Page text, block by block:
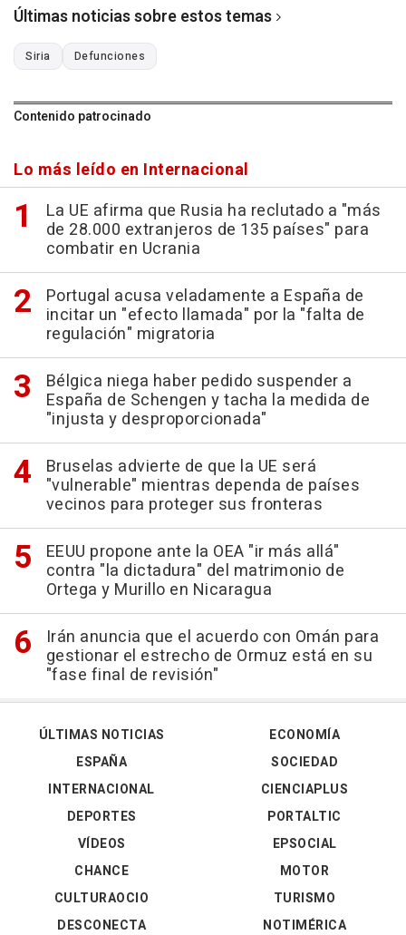
Últimas noticias sobre estos temas
Siria Defunciones
Contenido patrocinado
Lo más leído en Internacional
La UE afirma que Rusia ha reclutado a "más
de 28.000 extranjeros de 135 países" para
combatir en Ucrania
Portugal acusa veladamente a España de
incitar un "efecto llamada" por la "falta de
regulación" migratoria
Bélgica niega haber pedido suspender a
España de Schengen y tacha la medida de
"injusta y desproporcionada"
Bruselas advierte de que la UE será
"vulnerable" mientras dependa de países
vecinos para proteger sus fronteras
EEUU propone ante la OEA "ir más allá"
contra "la dictadura" del matrimonio de
Ortega y Murillo en Nicaragua
Irán anuncia que el acuerdo con Omán para
gestionar el estrecho de Ormuz está en su
"fase final de revisión"
ÚLTIMAS NOTICIAS
ESPAÑA
INTERNACIONAL
DEPORTES
VÍDEOS
ECONOMÍA
SOCIEDAD
CIENCIAPLUS
PORTALTIC
EPSOCIAL
CHANCE
CULTURAOCIO
DESCONECTA
MOTOR
TURISMO
NOTIMÉRICA